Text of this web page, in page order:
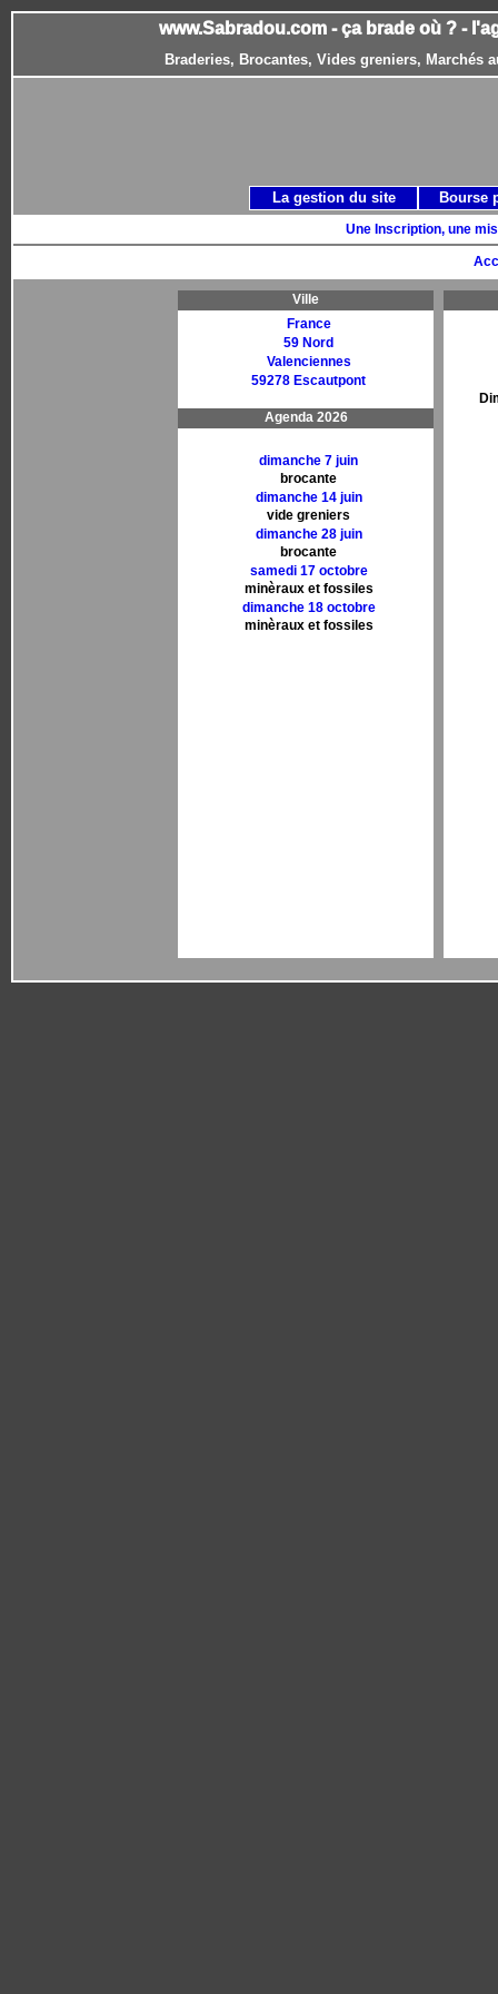
www.Sabradou.com - ça brade où ? -
Braderies, Brocantes, Vides greniers, Marchés
Une Inscription, une
Ville
France
59 Nord
Valenciennes
59278 Escautpont
Agenda 2026
dimanche 7 juin
brocante
dimanche 14 juin
vide greniers
dimanche 28 juin
brocante
samedi 17 octobre
minèraux et fossiles
dimanche 18 octobre
minèraux et fossiles
La gestion du site Bourse